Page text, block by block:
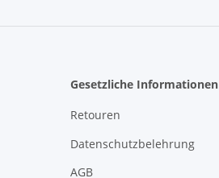
Gesetzliche Informationen
Retouren
Datenschutzbelehrung
AGB